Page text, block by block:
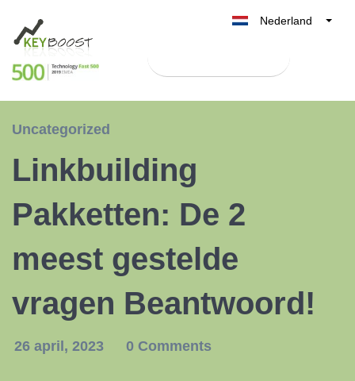
Nederland
België
Uncategorized
Linkbuilding
Pakketten: De 2
meest gestelde
vragen Beantwoord!
26 april, 2023 0 Comments